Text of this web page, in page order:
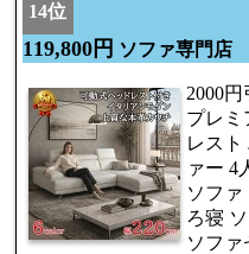
14位
119,800円 ソファ専門店
2000
プレミ
レスト
ァー 4
ソフ
ろ寝
ソファ